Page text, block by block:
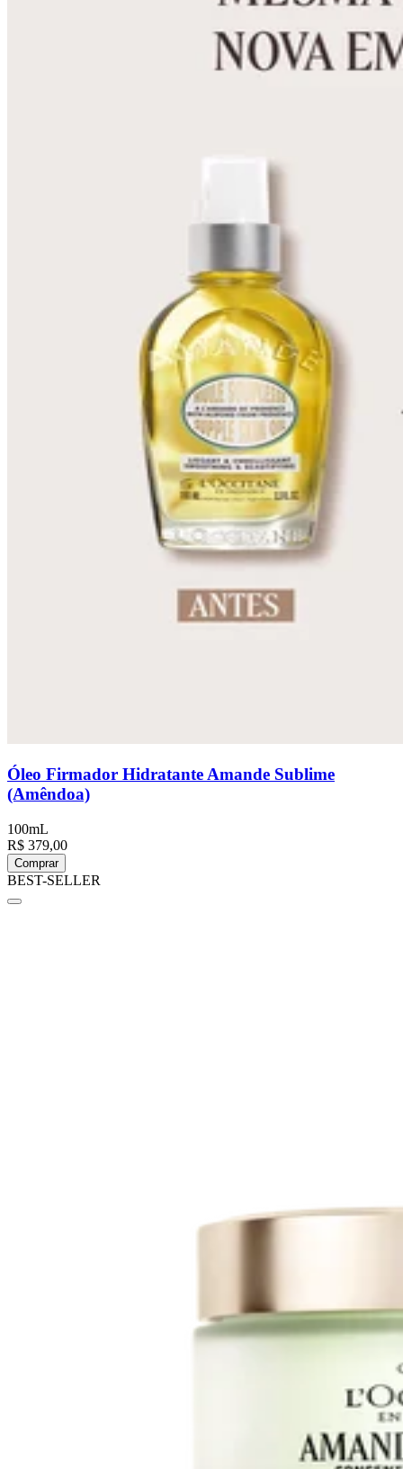
Óleo Firmador Hidratante Amande Sublime
(Amêndoa)
100mL
R$ 379,00
Comprar
BEST-SELLER